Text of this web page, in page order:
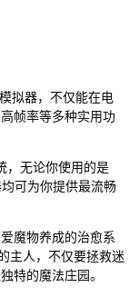
拟器，不仅能在电
帧率等多种实用功
，无论你使用的是
可为你提供最流畅
魔物养成的治愈系
主人，不仅要拯救迷
特的魔法庄园。